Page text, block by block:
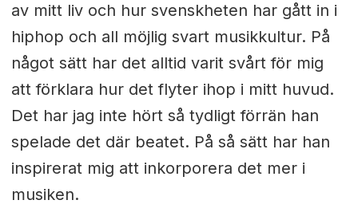
av mitt liv och hur svenskheten har gått in i
hiphop och all möjlig svart musikkultur. På
något sätt har det alltid varit svårt för mig
att förklara hur det flyter ihop i mitt huvud.
Det har jag inte hört så tydligt förrän han
spelade det där beatet. På så sätt har han
inspirerat mig att inkorporera det mer i
musiken.